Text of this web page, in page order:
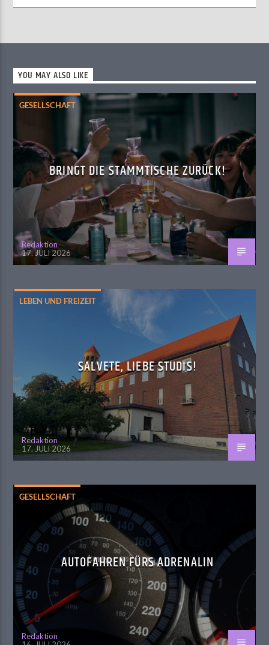
YOU MAY ALSO LIKE
GESELLSCHAFT
BRINGT DIE STAMMTISCHE ZURÜCK!
Redaktion
17. JULI 2026
LEBEN UND FREIZEIT
SALVETE, LIEBE STUDIS!
Redaktion
17. JULI 2026
GESELLSCHAFT
AUTOFAHREN FÜRS ADRENALIN
Redaktion